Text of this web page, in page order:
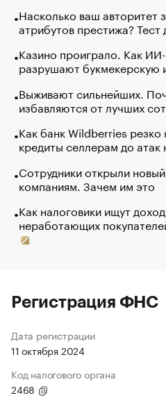
Насколько ваш авторитет
атрибутов престижа? Тест
Казино проиграло. Как
разрушают букмекерскую
Выживают сильнейших.
избавляются от лучших
Как банк Wildberries резко
кредиты селлерам до атак
Сотрудники открыли
компаниям. Зачем им это
Как налоговики ищут
неработающих
Регистрация ФНС
Дата регистрации
11 октября 2024
Код налогового органа
2468